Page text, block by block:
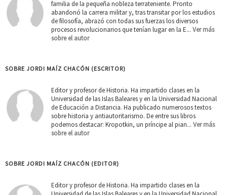
familia de la pequeña nobleza terrateniente. Pronto
abandonó la carrera militar y, tras transitar por los estudios
de filosofía, abrazó con todas sus fuerzas los diversos
procesos revolucionarios que tenían lugar en la E... Ver más
sobre el autor
SOBRE JORDI MAÍZ CHACÓN (ESCRITOR)
Editor y profesor de Historia. Ha impartido clases en la
Universidad de las Islas Baleares y en la Universidad Nacional
de Educación a Distancia. Ha publicado numerosos textos
sobre historia y antiautoritarismo. De entre sus libros
podemos destacar: Kropotkin, un príncipe al pian... Ver más
sobre el autor
SOBRE JORDI MAÍZ CHACÓN (EDITOR)
Editor y profesor de Historia. Ha impartido clases en la